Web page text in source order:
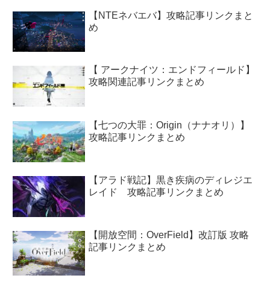
【NTEネバエバ】攻略記事リンクまと
め
【 アークナイツ：エンドフィールド】
攻略関連記事リンクまとめ
【七つの大罪：Origin（ナナオリ）】
攻略記事リンクまとめ
【アラド戦記】黒き疾病のディレジエ
レイド 攻略記事リンクまとめ
【開放空間：OverField】改訂版 攻略
記事リンクまとめ